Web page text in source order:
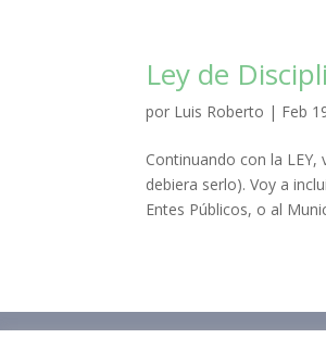
Ley de
por Luis Roberto | Feb
Continuando con la
debiera serlo). Voy a
Entes Públicos, o al